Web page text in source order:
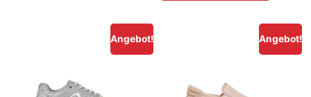
Angebot! Angebot!